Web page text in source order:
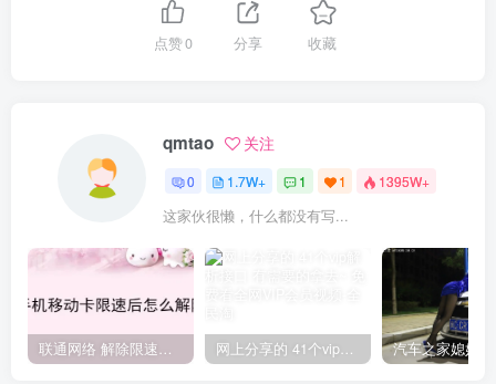
点赞0 分享 收藏
qmtao 关注
0 1.7W+ 1 1 1395W+
这家伙很懒，什么都没有写...
联通网络 解除限速方法参考！畅享、畅玩、老白干等及其它地区自测了 网上分享的 41个vip解析接口 有需要的拿去~ 免费看全网VIP会员视频